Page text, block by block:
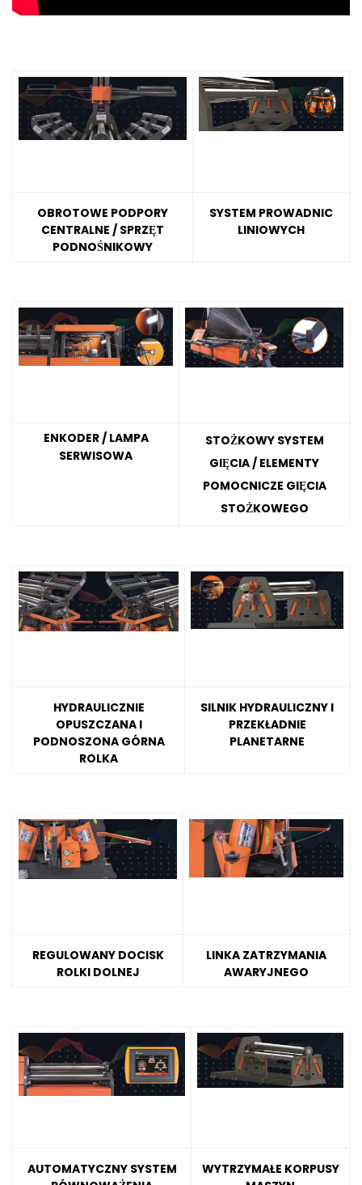
OBROTOWE PODPORY
CENTRALNE / SPRZĘT
PODNOŚNIKOWY
SYSTEM PROWADNIC
LINIOWYCH
ENKODER / LAMPA
SERWISOWA
STOŻKOWY SYSTEM
GIĘCIA / ELEMENTY
POMOCNICZE GIĘCIA
STOŻKOWEGO
HYDRAULICZNIE
OPUSZCZANA I
PODNOSZONA GÓRNA
ROLKA
SILNIK HYDRAULICZNY I
PRZEKŁADNIE
PLANETARNE
REGULOWANY DOCISK
ROLKI DOLNEJ
LINKA ZATRZYMANIA
AWARYJNEGO
AUTOMATYCZNY SYSTEM
WYTRZYMAŁE KORPUSY